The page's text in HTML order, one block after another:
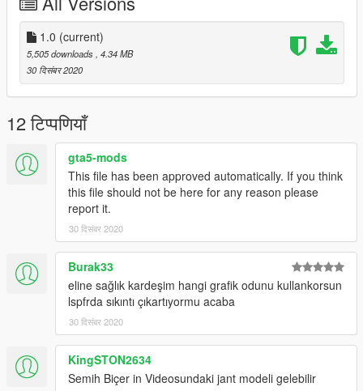
English:
2020 Toyota Corolla Turkish Traffic Police Livery
Download the original model here first:
https://www.gta5-mods.com/vehicles/toyota-corolla-2020-add-
on-replace-fivem-ready-template-israeli-police-car
Install: After download and installed as Add-On, put the .YTD
file here:
GTAV > mods > update > x64 > dlcpacks > tchcop > dlc.rpf >
x64 > vehicles.rpf >
Livery/Texture: cngz
It is strictly forbidden to edit, use, change or redistribute the
coatings of the vehicles.
Sanctions will be imposed upon detection. Thanks.
1.0 (current)
5,505 downloads , 4.34 MB
30 दिसंबर 2020
12 टिप्पणियाँ
gta5-mods
This file has been approved automatically. If you think
this file should not be here for any reason please
report it.
30 दिसंबर 2020
Burak33
eline sağlık kardeşim hangi grafik odunu kullankorsun
lspfrda sıkıntı çıkartıyormu acaba
30 दिसंबर 2020
KingSTON2634
Semih Biçer in Videosundaki jant modeli gelebilir